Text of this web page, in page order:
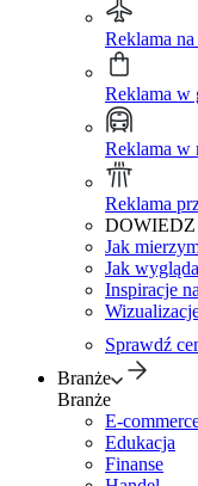
Reklama
Reklama w
Reklama w
Reklama
DOWIEDZ
Jak
Jak
Inspiracje
Sprawdź
Branże
Branże
E-
Edukacja
Finanse